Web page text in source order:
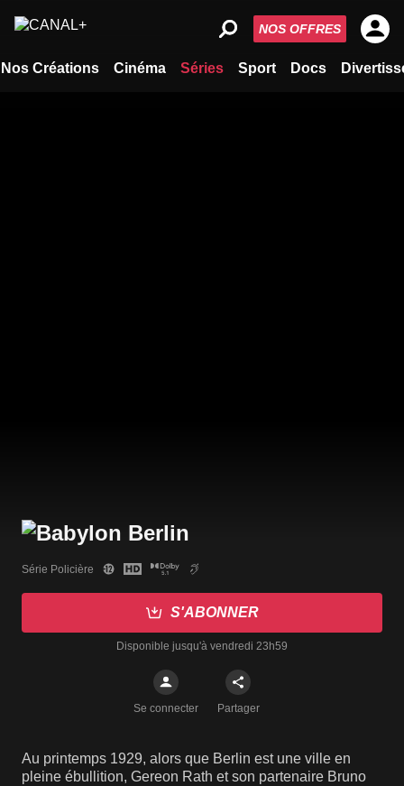
Nos Créations Cinéma Séries Sport Docs
NOS OFFRES
Série Policière
S'ABONNER
Disponible jusqu'à vendredi 23h59
Se connecter Partager
Au printemps 1929, alors que Berlin est une ville en
pleine ébullition, Gereon Rath et son partenaire Bruno